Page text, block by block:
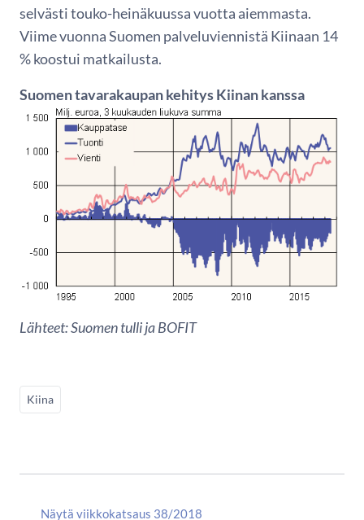
selvästi touko-heinäkuussa vuotta aiemmasta.
Viime vuonna Suomen palveluviennistä Kiinaan 14
% koostui matkailusta.
Suomen tavarakaupan kehitys Kiinan kanssa
Lähteet: Suomen tulli ja BOFIT
Kiina
Näytä viikkokatsaus 38/2018